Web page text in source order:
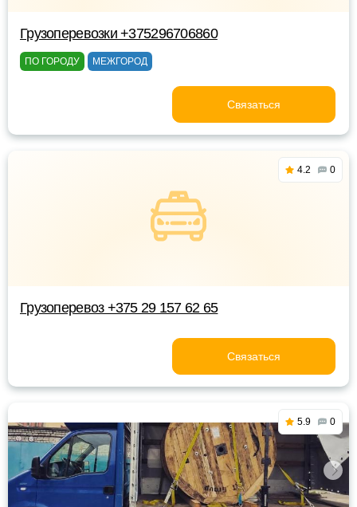
Грузоперевозки +375296706860
ПО ГОРОДУ МЕЖГОРОД
Связаться
4.2 0
Грузоперевоз +375 29 157 62 65
Связаться
5.9 0